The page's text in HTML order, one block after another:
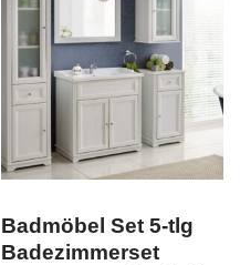
Badmöbel Set 5-tlg
Badezimmerset